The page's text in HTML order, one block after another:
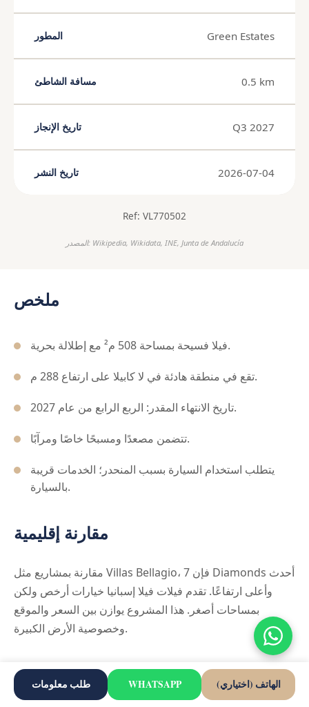
المطور Green Estates
مسافة الشاطئ 0.5 km
تاريخ الإنجاز Q3 2027
تاريخ النشر 2026-07-04
Ref: VL770502
المصدر: Wikipedia, Wikidata, INE, Junta de Andalucía
ملخص
فيلا فسيحة بمساحة 508 م² مع إطلالة بحرية.
تقع في منطقة هادئة في لا كابيلا على ارتفاع 288 م.
تاريخ الانتهاء المقدر: الربع الرابع من عام 2027.
تتضمن مصعدًا ومسبحًا خاصًا ومرآبًا.
يتطلب استخدام السيارة بسبب المنحدر؛ الخدمات قريبة
بالسيارة.
مقارنة إقليمية
مقارنة بمشاريع مثل Villas Bellagio، فإن 7 Diamonds أحدث
وأعلى ارتفاعًا. تقدم فيلات فيلا إسبانيا خيارات أرخص ولكن
بمساحات أصغر. هذا المشروع يوازن بين السعر والموقع
وخصوصية الأرض الكبيرة.
الأسئلة الشائعة
طلب معلومات WHATSAPP الهاتف (اختياري)